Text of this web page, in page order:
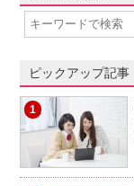
ピックアップ記事
1